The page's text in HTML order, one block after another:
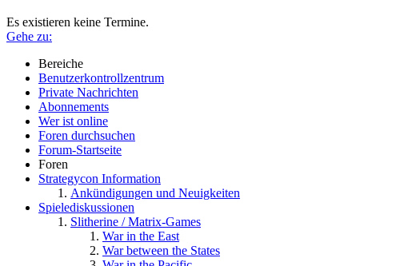
Es existieren keine Termine.
Gehe zu:
Bereiche
Benutzerkontrollzentrum
Private Nachrichten
Abonnements
Wer ist online
Foren durchsuchen
Forum-Startseite
Foren
Strategycon Information
Ankündigungen und Neuigkeiten
Spielediskussionen
Slitherine / Matrix-Games
War in the East
War between the States